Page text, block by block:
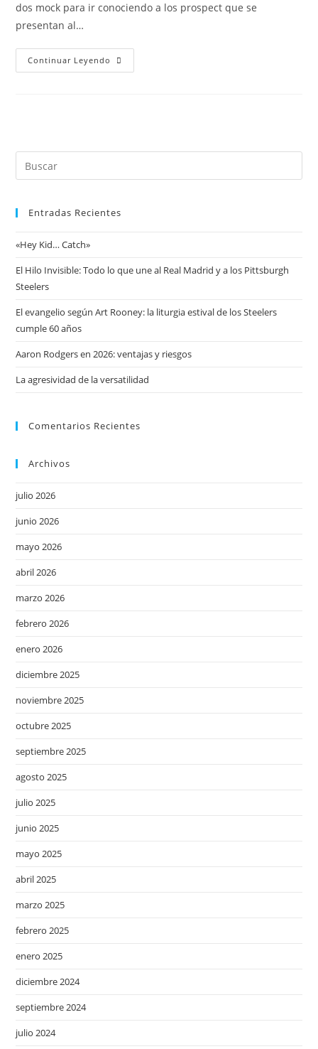
dos mock para ir conociendo a los prospect que se
presentan al…
Continuar Leyendo
Entradas Recientes
«Hey Kid… Catch»
El Hilo Invisible: Todo lo que une al Real Madrid y a los Pittsburgh
Steelers
El evangelio según Art Rooney: la liturgia estival de los Steelers
cumple 60 años
Aaron Rodgers en 2026: ventajas y riesgos
La agresividad de la versatilidad
Comentarios Recientes
Archivos
julio 2026
junio 2026
mayo 2026
abril 2026
marzo 2026
febrero 2026
enero 2026
diciembre 2025
noviembre 2025
octubre 2025
septiembre 2025
agosto 2025
julio 2025
junio 2025
mayo 2025
abril 2025
marzo 2025
febrero 2025
enero 2025
diciembre 2024
septiembre 2024
julio 2024